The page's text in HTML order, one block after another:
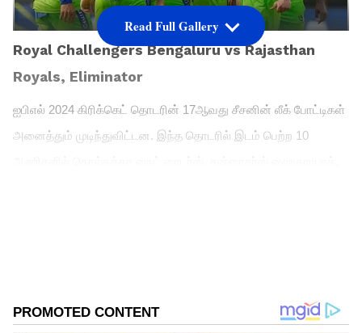
Royal Challengers Bengaluru vs Rajasthan
Royals, Eliminator
ஐபிஎல் 2024 கிரிக்கெட் தொடரின் 17ஆவது சீசனின் லீக் போட்டிகள்
அனைத்தும் முடிந்துவிட்டன. இந்த தொடரில் இடம் பெற்ற 10
Source
Read Full Gallery